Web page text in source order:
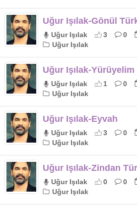
Uğur Işılak-Gönül
Uğur Işılak 3 0
Uğur Işılak
Uğur Işılak-
Uğur Işılak 1 0
Uğur Işılak
Uğur Işılak-Eyvah
Uğur Işılak 3 0
Uğur Işılak
Uğur Işılak-Zindan
Uğur Işılak 0 0
Uğur Işılak